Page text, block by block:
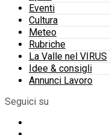
Eventi
Cultura
Meteo
Rubriche
La Valle nel VIRUS
Idee & consigli
Annunci Lavoro
Seguici su